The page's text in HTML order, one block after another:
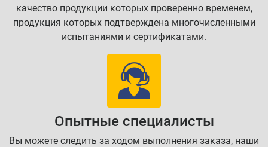
качество продукции которых проверенно временем,
продукция которых подтверждена многочисленными
испытаниями и сертификатами.
Опытные специалисты
Вы можете следить за ходом выполнения заказа, наши